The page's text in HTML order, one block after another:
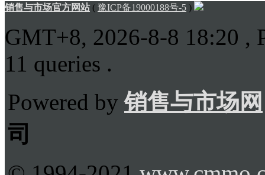
销售与市场官方网站( 豫ICP备19000188号-5 )
GMT+8, 2026-8-8 18:20 ,
11 queries .
Powered by销售与市场网
司